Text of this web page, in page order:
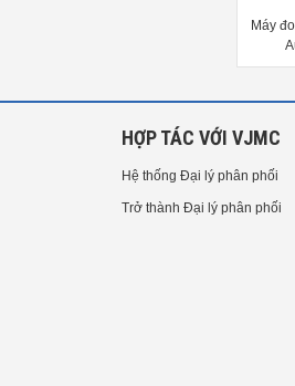
Máy
HỢP TÁC VỚI VJMC
Hệ thống Đại lý phân phối
Trở thành Đại lý phân phối